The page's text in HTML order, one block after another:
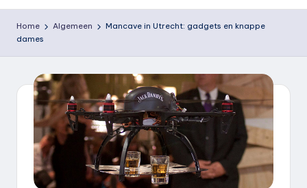
r
a
a
b
Home Algemeen
Mancave in Utrecht: gadgets en knappe
dames